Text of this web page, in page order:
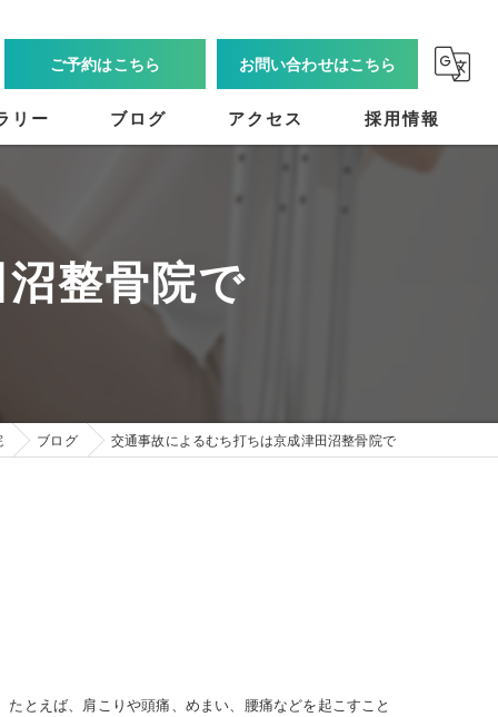
ご予約はこちら お問い合わせはこちら
リー ブログ アクセス 採用情報
整骨院で
ブログ 交通事故によるむち打ちは京成津田沼整骨院で
とえば、肩こりや頭痛、めまい、腰痛などを起こすこと